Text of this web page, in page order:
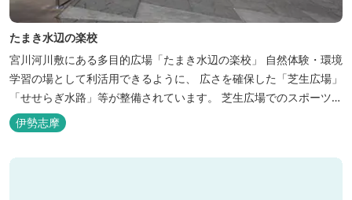
たまき水辺の楽校
宮川河川敷にある多目的広場「たまき水辺の楽校」 自然体験・環境
学習の場として利活用できるように、 広さを確保した「芝生広場」
「せせらぎ水路」等が整備されています。 芝生広場でのスポーツや
バーベキューはもちろん、 車での乗り入れも可能なため、オートキ
ャンプなどもお楽しみいただけます！ 火災防止のため、バーベキュ
ー･焚火等をする際は、 直火にならないように焚火台･コンロ等を
伊勢志摩